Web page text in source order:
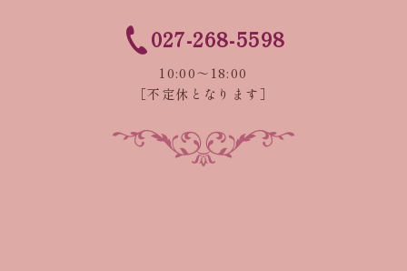
027-268-5598
10:00～18:00
［不定休となります］